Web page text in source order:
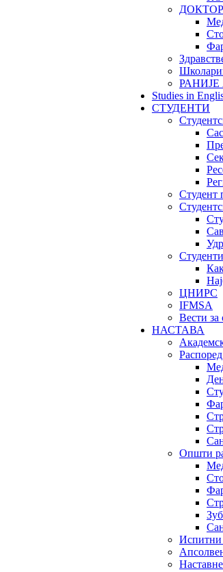
Studies in
СТУДЕНТИ
Студент
ЦНИРС
IFMSA
Вести за
НАСТАВА
Општи
Испитни